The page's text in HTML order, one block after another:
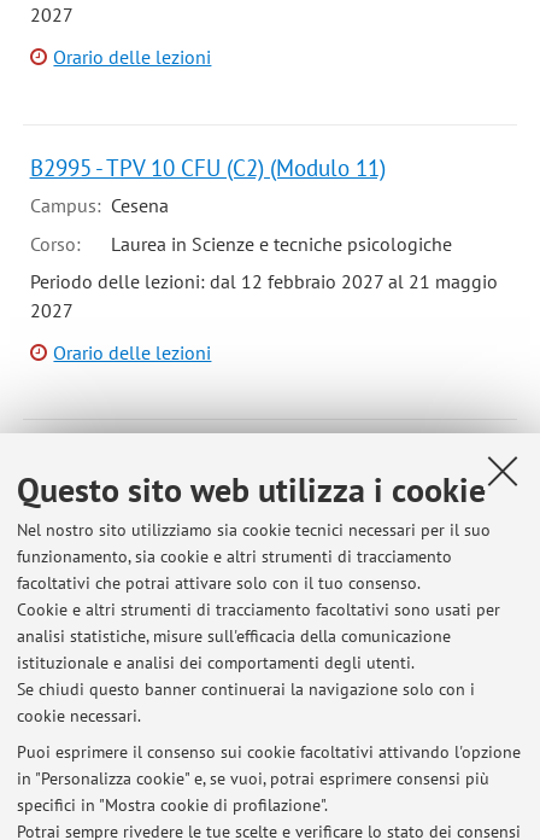
Questo sito web utilizza i cookie
Nel nostro sito utilizziamo sia cookie tecnici necessari per il suo
funzionamento, sia cookie e altri strumenti di tracciamento
facoltativi che potrai attivare solo con il tuo consenso.
Cookie e altri strumenti di tracciamento facoltativi sono usati per
analisi statistiche, misure sull'efficacia della comunicazione
istituzionale e analisi dei comportamenti degli utenti.
Se chiudi questo banner continuerai la navigazione solo con i
cookie necessari.
Puoi esprimere il consenso sui cookie facoltativi attivando l'opzione
in "Personalizza cookie" e, se vuoi, potrai esprimere consensi più
specifici in "Mostra cookie di profilazione".
Potrai sempre rivedere le tue scelte e verificare lo stato dei consensi
2027
Orario delle lezioni
B2995 - TPV 10 CFU (C2) (Modulo 11)
Campus: Cesena
Corso:
Laurea in Scienze e tecniche psicologiche
Periodo delle lezioni: dal 12 febbraio 2027 al 21 maggio
2027
Orario delle lezioni
Campus:Cesena
Corso:
Laurea in Scienze e tecniche psicologiche
Periodo delle lezioni: dal 30 ottobre 2026 al 12 febbraio
2027
Orario delle lezioni
Ultimi avvisi